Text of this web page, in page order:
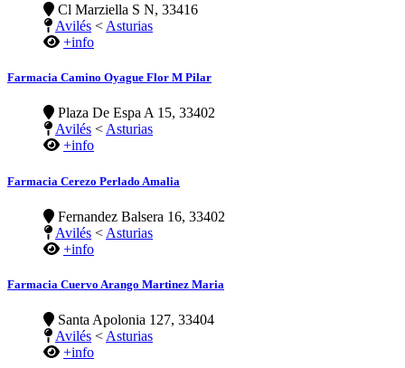
Cl Marziella S N, 33416
Avilés < Asturias
+info
Farmacia Camino Oyague Flor M Pilar
Plaza De Espa A 15, 33402
Avilés <Asturias
+info
Farmacia Cerezo Perlado Amalia
Fernandez Balsera 16, 33402
Avilés < Asturias
+info
Farmacia Cuervo Arango Martinez Maria
Santa Apolonia 127, 33404
Avilés < Asturias
+info